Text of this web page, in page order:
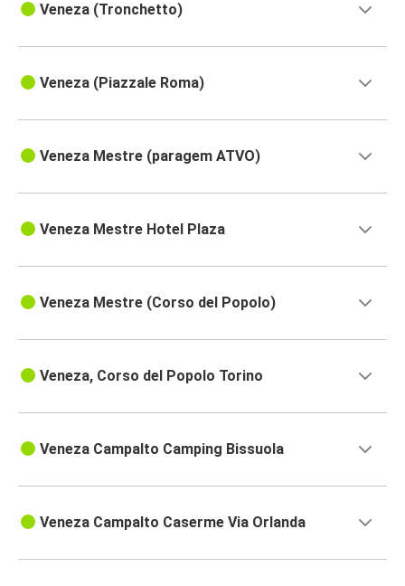
Veneza (Tronchetto)
Veneza (Piazzale Roma)
Veneza Mestre (paragem ATVO)
Veneza Mestre Hotel Plaza
Veneza Mestre (Corso del Popolo)
Veneza, Corso del Popolo Torino
Veneza Campalto Camping Bissuola
Veneza Campalto Caserme Via Orlanda